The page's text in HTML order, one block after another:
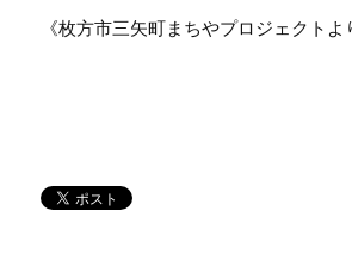
《枚方市三矢町まちやプロジェクトよ